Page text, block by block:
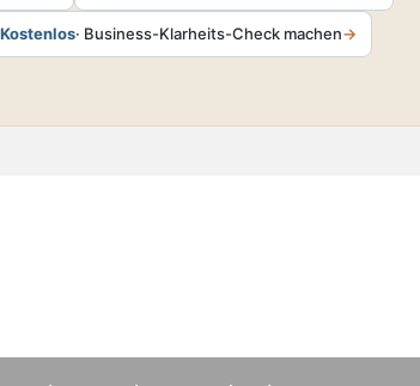
Kostenlos· Business-Klarheits-Check machen→